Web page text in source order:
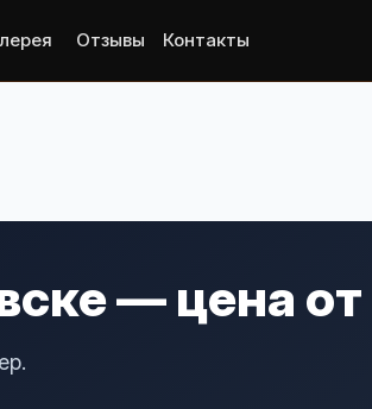
Отзывы Контакты
— цена